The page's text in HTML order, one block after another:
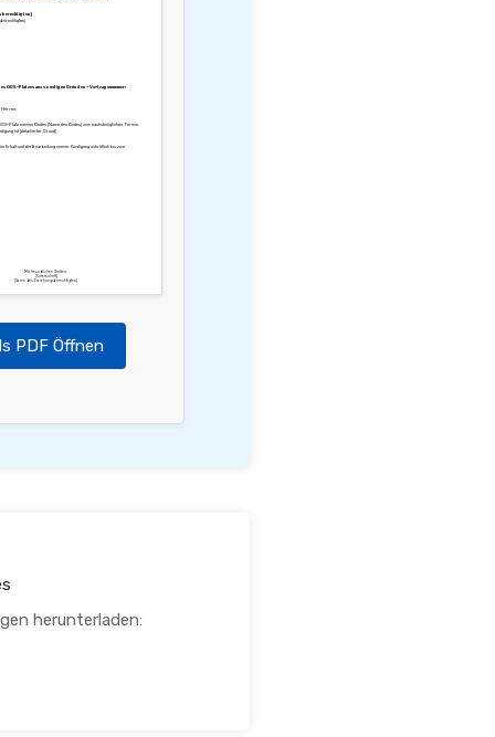
OGS-Platzes aus sonstigen Gründen – Vertragsnummer:
Herren,
Platz meines Kindes [Name des Kindes] zum nächstmöglichen Termin.
ist [detailierter Grund].
Erhalt und die Bearbeitung meiner Kündigung schriftlich bis zum
Mit freundlichen Grüßen,
[Unterschrift]
[Name des Erziehungsberechtigten]
PDF Öffnen
herunterladen: